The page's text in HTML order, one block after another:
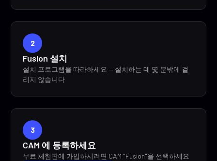
2
Fusion 설치
설치 프로그램을 따라하세요 — 설치하는 데 몇 분밖에 걸
리지 않습니다
3
CAM 에 등록하세요
무료 체험판에 가입하시려면 CAM "Fusion"을 선택하세요